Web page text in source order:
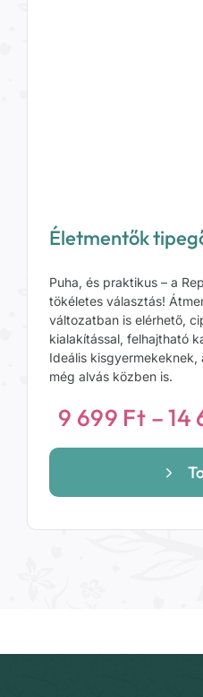
Életmentők
Puha, és praktikus – a
tökéletes választás!
változatban is elérhető,
kialakítással, felhajtható
Ideális
még alvás közben is.
9 699 Ft –14